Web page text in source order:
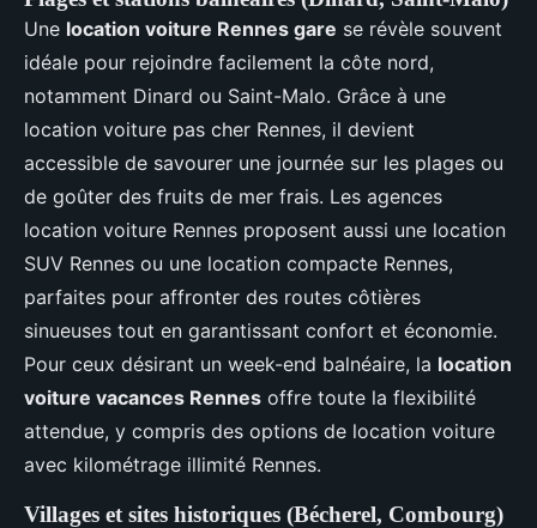
Une location voiture Rennes gare se révèle souvent
idéale pour rejoindre facilement la côte nord,
notamment Dinard ou Saint-Malo. Grâce à une
location voiture pas cher Rennes, il devient
accessible de savourer une journée sur les plages ou
de goûter des fruits de mer frais. Les agences
location voiture Rennes proposent aussi une location
SUV Rennes ou une location compacte Rennes,
parfaites pour affronter des routes côtières
sinueuses tout en garantissant confort et économie.
Pour ceux désirant un week-end balnéaire, la location
voiture vacances Rennes offre toute la flexibilité
attendue, y compris des options de location voiture
avec kilométrage illimité Rennes.
Villages et sites historiques (Bécherel, Combourg)